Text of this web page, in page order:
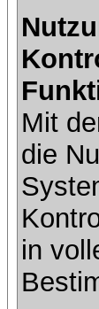
Mit
die
in